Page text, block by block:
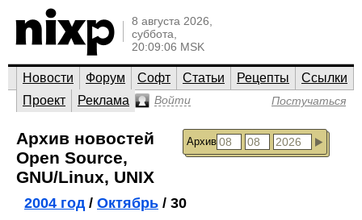
8 августа 2026,
суббота,
20:09:06 MSK
Новости Форум Софт Статьи Рецепты
Ссылки
Проект
Реклама Войти Постучаться
Архив
Архив новостей
Open Source,
GNU/Linux, UNIX
2004 год/ Октябрь / 30